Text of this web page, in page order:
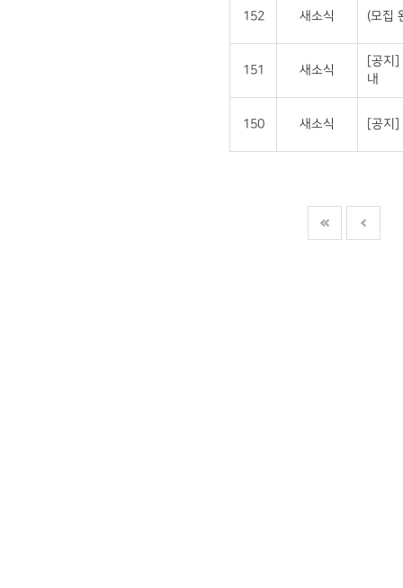
152 새소식 (모집
151 새소식
[공지]
내
150 새소식 [공지]